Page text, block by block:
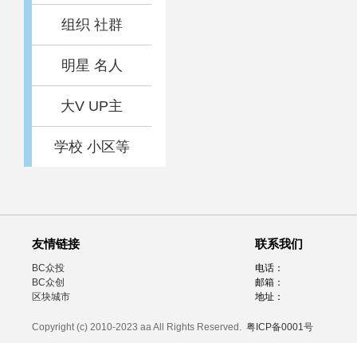
组织 社群
明星 名人
大V UP主
学校 小区等
友情链接
BC众投
BC众创
区块城市
联系我们
电话：
邮箱：
地址：
Copyright (c) 2010-2023 aa All Rights Reserved. 粤ICP备0001号